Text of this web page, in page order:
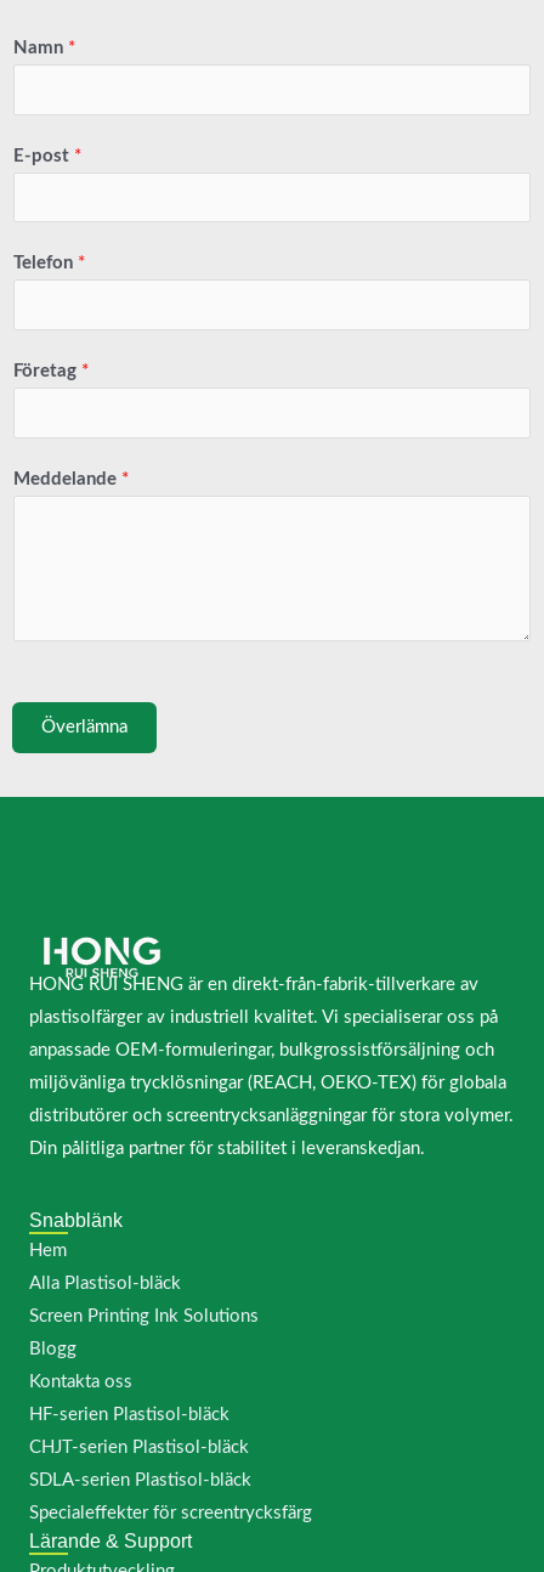
Namn *
E-post *
Telefon *
Företag *
Meddelande *
Överlämna
HONG RUI SHENG är en direkt-från-fabrik-tillverkare av
plastisolfärger av industriell kvalitet. Vi specialiserar oss på
anpassade OEM-formuleringar, bulkgrossistförsäljning och
miljövänliga trycklösningar (REACH, OEKO-TEX) för globala
distributörer och screentrycksanläggningar för stora volymer.
Din pålitliga partner för stabilitet i leveranskedjan.
Snabblänk
Hem
Alla Plastisol-bläck
Screen Printing Ink Solutions
Blogg
Kontakta oss
HF-serien Plastisol-bläck
CHJT-serien Plastisol-bläck
SDLA-serien Plastisol-bläck
Specialeffekter för screentrycksfärg
Lärande & Support